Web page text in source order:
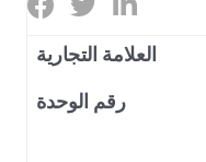
العلامة التجارية
رقم الوحدة